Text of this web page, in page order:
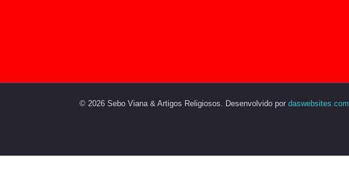
© 2026 Sebo Viana & Artigos Religiosos. Desenvolvido por daswebsites.com